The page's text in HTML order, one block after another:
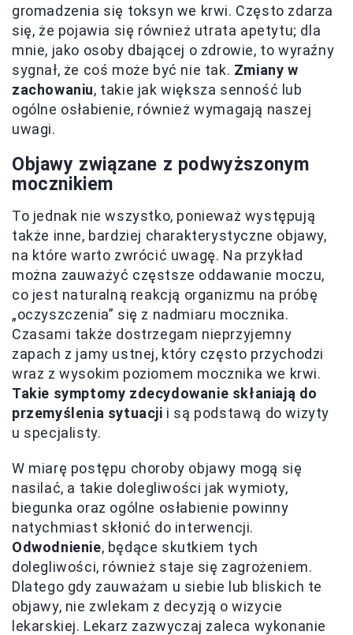
gromadzenia się toksyn we krwi. Często zdarza
się, że pojawia się również utrata apetytu; dla
mnie, jako osoby dbającej o zdrowie, to wyraźny
sygnał, że coś może być nie tak. Zmiany w
zachowaniu, takie jak większa senność lub
ogólne osłabienie, również wymagają naszej
uwagi.
Objawy związane z podwyższonym
mocznikiem
To jednak nie wszystko, ponieważ występują
także inne, bardziej charakterystyczne objawy,
na które warto zwrócić uwagę. Na przykład
można zauważyć częstsze oddawanie moczu,
co jest naturalną reakcją organizmu na próbę
„oczyszczenia” się z nadmiaru mocznika.
Czasami także dostrzegam nieprzyjemny
zapach z jamy ustnej, który często przychodzi
wraz z wysokim poziomem mocznika we krwi.
Takie symptomy zdecydowanie skłaniają do
przemyślenia sytuacji i są podstawą do wizyty
u specjalisty.
W miarę postępu choroby objawy mogą się
nasilać, a takie dolegliwości jak wymioty,
biegunka oraz ogólne osłabienie powinny
natychmiast skłonić do interwencji.
Odwodnienie, będące skutkiem tych
dolegliwości, również staje się zagrożeniem.
Dlatego gdy zauważam u siebie lub bliskich te
objawy, nie zwlekam z decyzją o wizycie
lekarskiej. Lekarz zazwyczaj zaleca wykonanie